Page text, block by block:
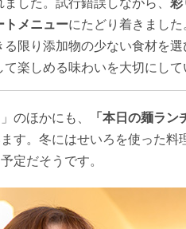
ました。試行錯誤しながら、 彩
トメニューにたどり着きました
る限り添加物の少ない食材を
て楽しめる味わいを大切にして
のほかにも、 「本日の麺ラン
す。冬にはせいろを使った料
定だそうです。